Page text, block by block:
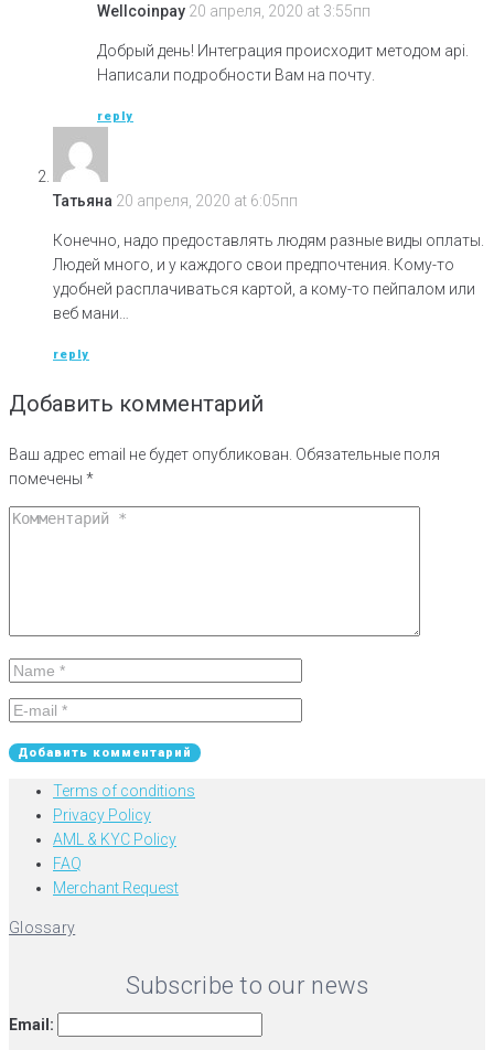
Wellcoinpay 20 апреля, 2020 at 3:55пп
Добрый день! Интеграция происходит методом api.
Написали подробности Вам на почту.
reply
Татьяна 20 апреля, 2020 at 6:05пп
Конечно, надо предоставлять людям разные виды оплаты.
Людей много, и у каждого свои предпочтения. Кому-то
удобней расплачиваться картой, а кому-то пейпалом или
веб мани…
reply
Добавить комментарий
Ваш адрес email не будет опубликован. Обязательные поля
помечены *
Terms of conditions
Privacy Policy
AML & KYC Policy
FAQ
Merchant Request
Glossary
Subscribe to our news
Email: